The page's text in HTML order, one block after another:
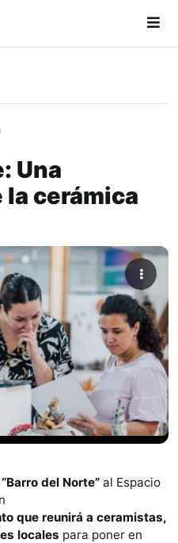
Una
cerámica
“Barro del Norte” al Espacio
que reunirá a ceramistas,
locales para poner en